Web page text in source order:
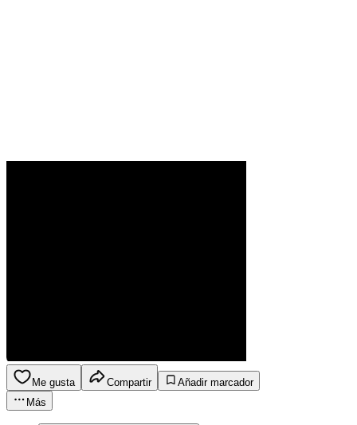
Me gusta Compartir
Añadir marcador
Más